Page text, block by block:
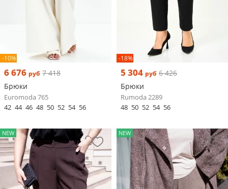
-10%
6 676 руб 7 418
Брюки
Euromoda 765
42 44 46 48 50 52 54 56
-18%
5 304 руб 6 426
Брюки
Rumoda 2289
48 50 52 54 56
NEW NEW